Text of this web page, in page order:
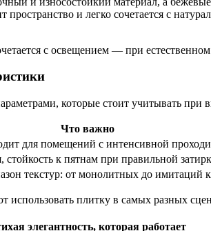
пространство и легко сочетается с
с освещением — при
которые стоит учитывать при
Что важно
для помещений с интенсивной
стойкость к пятнам при правильной
текстур: от монолитных до имитаций
использовать плитку в самых разных